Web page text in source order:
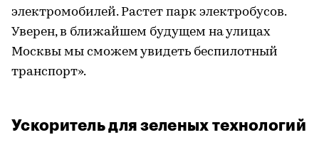
электромобилей. Растет парк электробусов.
Уверен, в ближайшем будущем на улицах
Москвы мы сможем увидеть беспилотный
транспорт».
Ускоритель для зеленых технологий